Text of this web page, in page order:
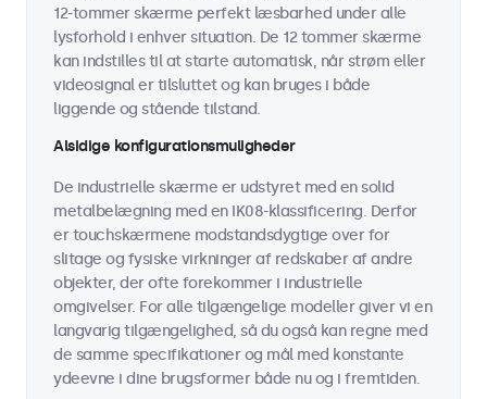
12-tommer skærme perfekt læsbarhed under alle
lysforhold i enhver situation. De 12 tommer skærme
kan indstilles til at starte automatisk, når strøm eller
videosignal er tilsluttet og kan bruges i både
liggende og stående tilstand.
Alsidige konfigurationsmuligheder
De industrielle skærme er udstyret med en solid
metalbelægning med en IK08-klassificering. Derfor
er touchskærmene modstandsdygtige over for
slitage og fysiske virkninger af redskaber af andre
objekter, der ofte forekommer i industrielle
omgivelser. For alle tilgængelige modeller giver vi en
langvarig tilgængelighed, så du også kan regne med
de samme specifikationer og mål med konstante
ydeevne i dine brugsformer både nu og i fremtiden.